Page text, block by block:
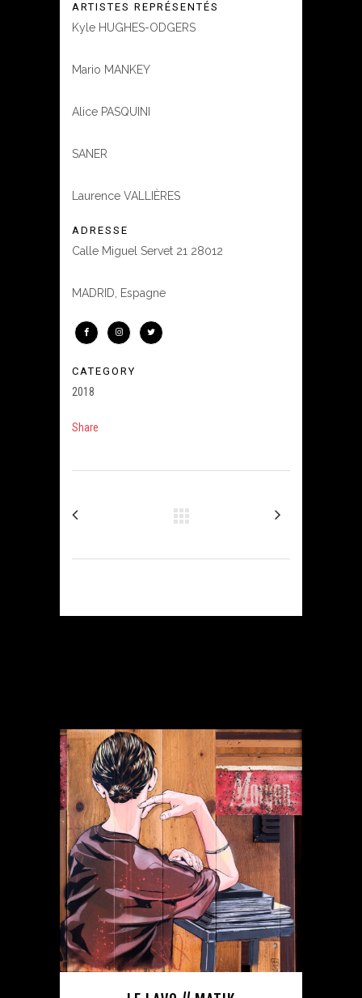
ARTISTES REPRÉSENTÉS
Kyle HUGHES-ODGERS
Mario MANKEY
Alice PASQUINI
SANER
Laurence VALLIÈRES
ADRESSE
Calle Miguel Servet 21 28012
MADRID, Espagne
CATEGORY
2018
Share